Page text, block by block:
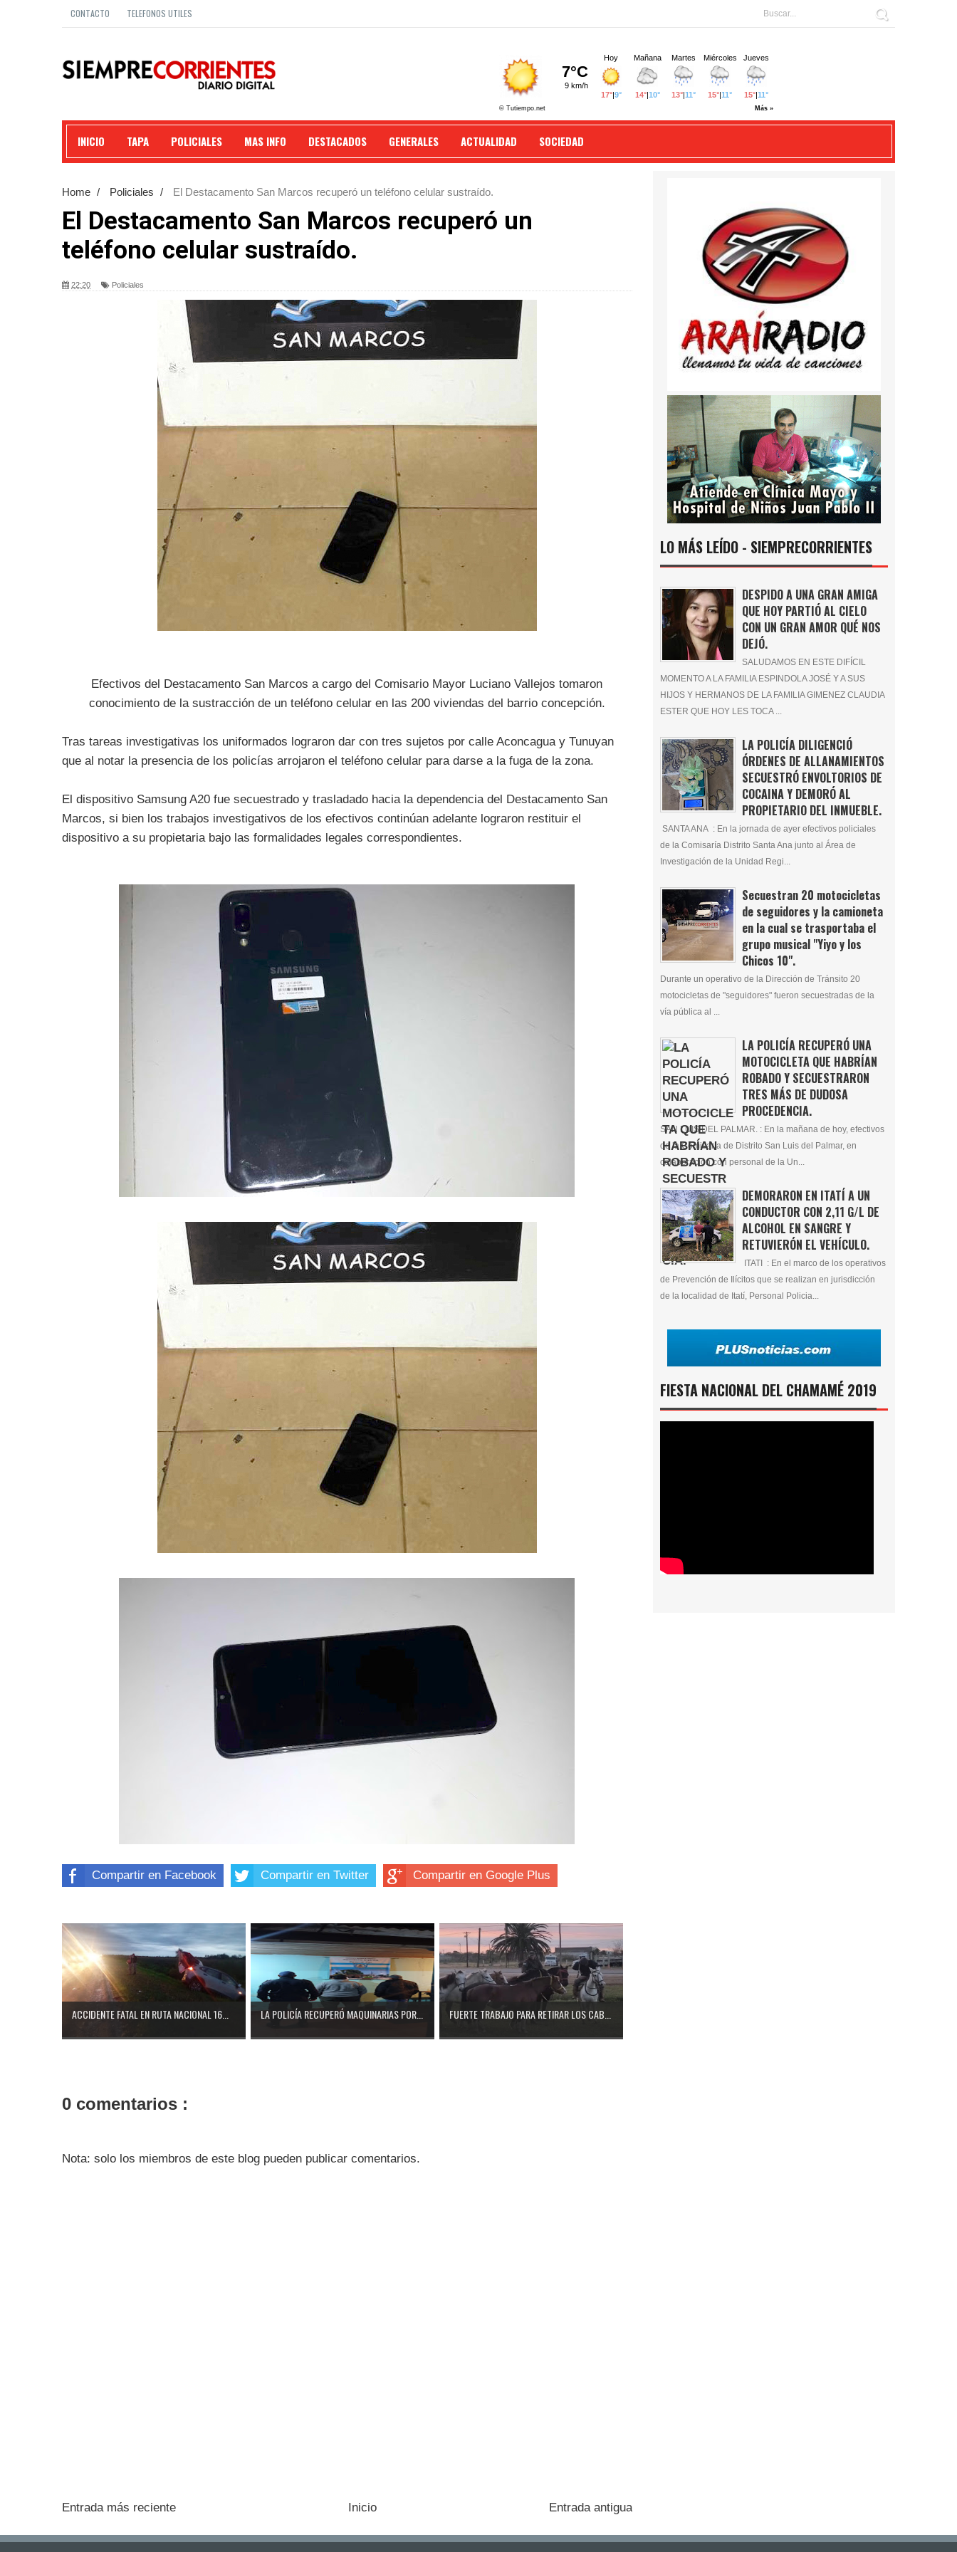
CONTACTO TELEFONOS UTILES
INICIO TAPA POLICIALES MAS INFO DESTACADOS GENERALES ACTUALIDAD SOCIEDAD
Home / Policiales / El Destacamento San Marcos recuperó un teléfono celular sustraído.
El Destacamento San Marcos recuperó un
teléfono celular sustraído.
22:20 Policiales
Efectivos del Destacamento San Marcos a cargo del Comisario Mayor Luciano Vallejos tomaron
conocimiento de la sustracción de un teléfono celular en las 200 viviendas del barrio concepción.
Tras tareas investigativas los uniformados lograron dar con tres sujetos por calle Aconcagua y Tunuyan
que al notar la presencia de los policías arrojaron el teléfono celular para darse a la fuga de la zona.
El dispositivo Samsung A20 fue secuestrado y trasladado hacia la dependencia del Destacamento San
Marcos, si bien los trabajos investigativos de los efectivos continúan adelante lograron restituir el
dispositivo a su propietaria bajo las formalidades legales correspondientes.
Compartir en Facebook Compartir en Twitter Compartir en Google Plus
ACCIDENTE FATAL EN RUTA NACIONAL 16... LA POLICÍA RECUPERÓ MAQUINARIAS POR... FUERTE TRABAJO PARA RETIRAR LOS CAB...
0 comentarios :
Nota: solo los miembros de este blog pueden publicar comentarios.
Entrada más reciente Entrada antigua
Inicio
LO MÁS LEÍDO - SIEMPRECORRIENTES
DESPIDO A UNA GRAN AMIGA
QUE HOY PARTIÓ AL CIELO
CON UN GRAN AMOR QUÉ NOS
DEJÓ.
SALUDAMOS EN ESTE DIFÍCIL
MOMENTO A LA FAMILIA ESPINDOLA JOSÉ Y A SUS
HIJOS Y HERMANOS DE LA FAMILIA GIMENEZ CLAUDIA
ESTER QUE HOY LES TOCA ...
LA POLICÍA DILIGENCIÓ
ÓRDENES DE ALLANAMIENTOS
SECUESTRÓ ENVOLTORIOS DE
COCAINA Y DEMORÓ AL
PROPIETARIO DEL INMUEBLE.
SANTA ANA : En la jornada de ayer efectivos policiales
de la Comisaría Distrito Santa Ana junto al Área de
Investigación de la Unidad Regi...
Secuestran 20 motocicletas
de seguidores y la camioneta
en la cual se trasportaba el
grupo musical "Yiyo y los
Chicos 10".
Durante un operativo de la Dirección de Tránsito 20
motocicletas de "seguidores" fueron secuestradas de la
vía pública al ...
LA POLICÍA RECUPERÓ UNA
MOTOCICLETA QUE HABRÍAN
ROBADO Y SECUESTRARON
TRES MÁS DE DUDOSA
PROCEDENCIA.
SAN LUIS DEL PALMAR. : En la mañana de hoy, efectivos
de la Comisaría de Distrito San Luis del Palmar, en
colaboración con personal de la Un...
DEMORARON EN ITATÍ A UN
CONDUCTOR CON 2,11 G/L DE
ALCOHOL EN SANGRE Y
RETUVIERÓN EL VEHÍCULO.
ITATI : En el marco de los operativos
de Prevención de Ilícitos que se realizan en jurisdicción
de la localidad de Itatí, Personal Policia...
FIESTA NACIONAL DEL CHAMAMÉ 2019